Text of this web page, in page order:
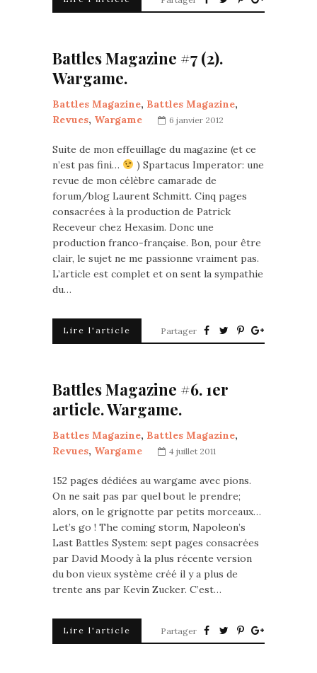
Battles Magazine #7 (2).
Wargame.
Battles Magazine, Battles Magazine,
Revues, Wargame 6 janvier 2012
Suite de mon effeuillage du magazine (et ce
n’est pas fini…
) Spartacus Imperator: une
revue de mon célèbre camarade de
forum/blog Laurent Schmitt. Cinq pages
consacrées à la production de Patrick
Receveur chez Hexasim. Donc une
production franco-française. Bon, pour être
clair, le sujet ne me passionne vraiment pas.
L’article est complet et on sent la sympathie
du…
Lire l'article Partager
Battles Magazine #6. 1er
article. Wargame.
Battles Magazine, Battles Magazine,
Revues, Wargame 4 juillet 2011
152 pages dédiées au wargame avec pions.
On ne sait pas par quel bout le prendre;
alors, on le grignotte par petits morceaux…
Let’s go ! The coming storm, Napoleon’s
Last Battles System: sept pages consacrées
par David Moody à la plus récente version
du bon vieux système créé il y a plus de
trente ans par Kevin Zucker. C’est…
Lire l'article Partager